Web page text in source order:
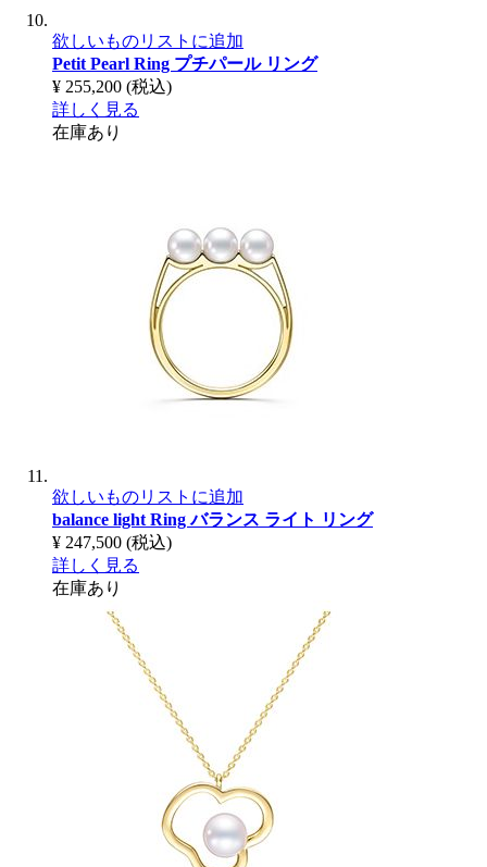
欲しいものリストに追加
Petit Pearl Ring プチパール リング
¥ 255,200 (税込)
詳しく見る
在庫あり
欲しいものリストに追加
balance light Ringバランス ライト リング
¥ 247,500 (税込)
詳しく見る
在庫あり